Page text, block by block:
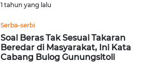
1 tahun yang lalu
Serba-serbi
Soal Beras Tak Sesuai Takaran
Beredar di Masyarakat, Ini Kata
Cabang Bulog Gunungsitoli